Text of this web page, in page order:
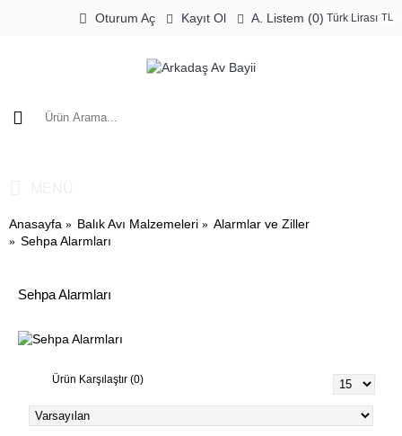
Türk Lirası TL
Oturum Aç Kayıt Ol A. Listem (0)
Anasayfa Balık Avı Malzemeleri
Alarmlar ve Ziller
Sehpa Alarmları
Sehpa Alarmları
Ürün Karşılaştır (0)